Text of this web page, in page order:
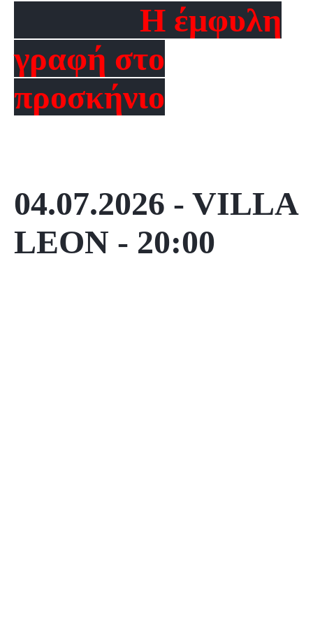
Η έμφυλη
γραφή στο
προσκήνιο
04.07.2026 - VILLA
LEON - 20:00